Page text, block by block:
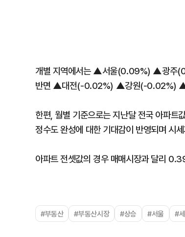
개별 지역에서는 ▲서울(0.09%) ▲광
반면 ▲대전(-0.02%) ▲강원(-0.02%)
한편, 월별 기준으로는 지난달 전국 아파
정수도 완성에 대한 기대감이 반영되며 시
아파트 전셋값의 경우 매매시장과 달리
#부동산 #부동산시장 #상승 #서울 #